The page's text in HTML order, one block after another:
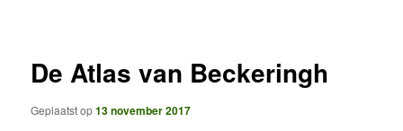
De Atlas van Beckeringh
Geplaatst op13 november 2017